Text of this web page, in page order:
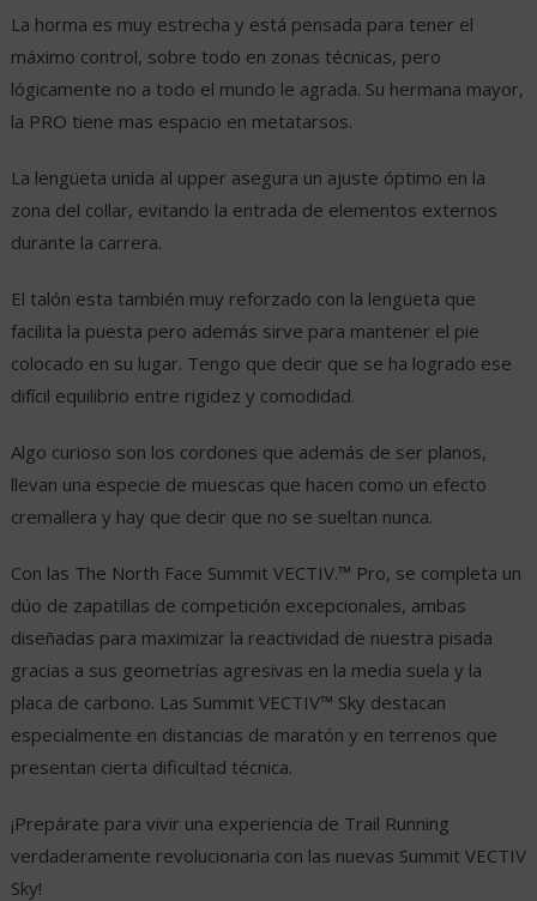
La horma es muy estrecha y está pensada para tener el
máximo control, sobre todo en zonas técnicas, pero
lógicamente no a todo el mundo le agrada. Su hermana mayor,
la PRO tiene mas espacio en metatarsos.
La lengüeta unida al upper asegura un ajuste óptimo en la
zona del collar, evitando la entrada de elementos externos
durante la carrera.
El talón esta también muy reforzado con la lengüeta que
facilita la puesta pero además sirve para mantener el pie
colocado en su lugar. Tengo que decir que se ha logrado ese
difícil equilibrio entre rigidez y comodidad.
Algo curioso son los cordones que además de ser planos,
llevan una especie de muescas que hacen como un efecto
cremallera y hay que decir que no se sueltan nunca.
Con las The North Face Summit VECTIV.™ Pro, se completa un
dúo de zapatillas de competición excepcionales, ambas
diseñadas para maximizar la reactividad de nuestra pisada
gracias a sus geometrías agresivas en la media suela y la
placa de carbono. Las Summit VECTIV™ Sky destacan
especialmente en distancias de maratón y en terrenos que
presentan cierta dificultad técnica.
¡Prepárate para vivir una experiencia de Trail Running
verdaderamente revolucionaria con las nuevas Summit VECTIV
Sky!